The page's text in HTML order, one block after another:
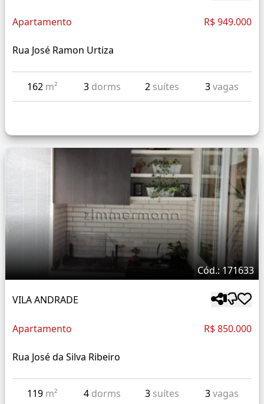
Apartamento R$ 949.000
Rua José Ramon Urtiza
162 m² 3 dorms 2 suítes 3vagas
Cód.: 171633
VILA ANDRADE
Apartamento R$ 850.000
Rua José da Silva Ribeiro
119 m² 4 dorms 3 suítes 3vagas